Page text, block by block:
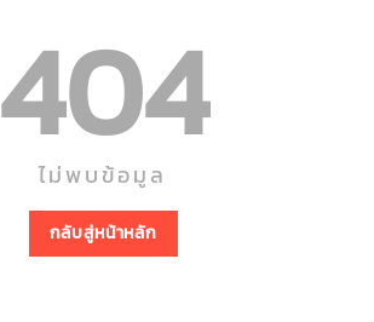
404
ไม่พบข้อมูล
กลับสู่หน้าหลัก